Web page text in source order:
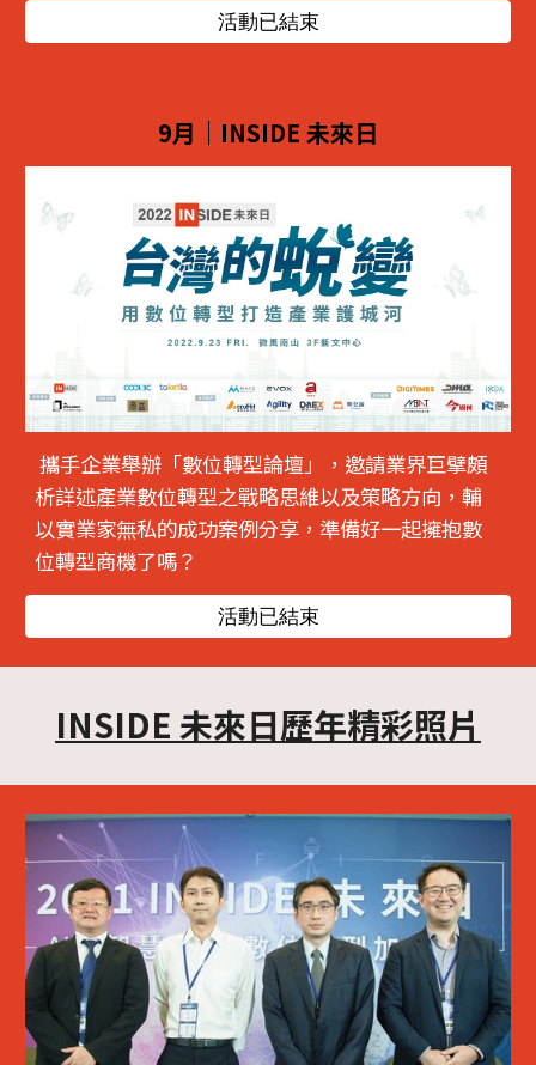
活動已結束
9月｜ INSIDE 未來日
攜手企業舉辦「數位轉型論壇」，邀請業界巨擘頗
析詳述產業數位轉型之戰略思維以及策略方向，輔
以實業家無私的成功案例分享，準備好一起擁抱數
位轉型商機了嗎？
活動已結束
INSIDE 未來日歷年精彩照片